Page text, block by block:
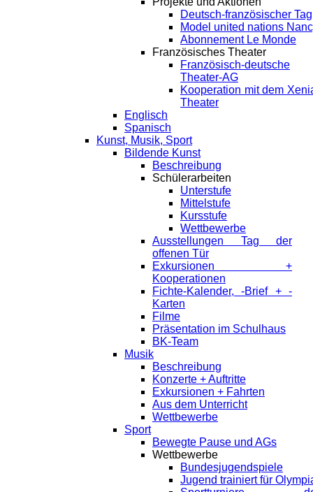
Deutsch-französischer Tag
Model united nations
Abonnement Le Monde
Französisches Theater
Französisch-deutsche
Theater-AG
Kooperation mit dem
Theater
Englisch
Spanisch
Kunst, Musik, Sport
Bildende Kunst
Beschreibung
Schülerarbeiten
Unterstufe
Mittelstufe
Kursstufe
Wettbewerbe
Ausstellungen Tag der
offenen Tür
Exkursionen +
Kooperationen
Fichte-Kalender, -Brief + -
Karten
Filme
Präsentation im Schulhaus
BK-Team
Musik
Beschreibung
Konzerte + Auftritte
Exkursionen + Fahrten
Aus dem Unterricht
Wettbewerbe
Sport
Bewegte Pause und AGs
Wettbewerbe
Bundesjugendspiele
Jugend trainiert für